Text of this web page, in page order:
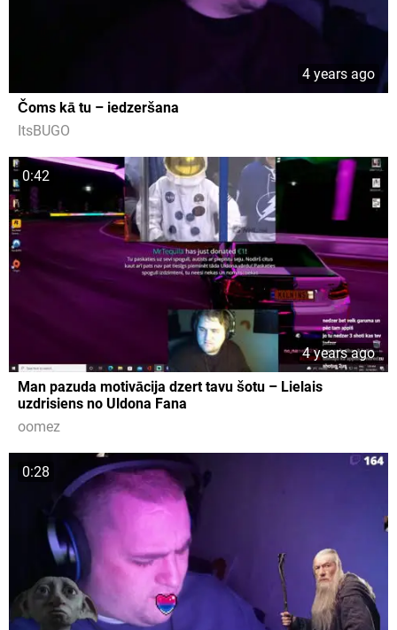
4 years ago
Čoms kā tu – iedzeršana
ItsBUGO
0:42
4 years ago
Man pazuda motivācija dzert tavu šotu – Lielais
uzdrisiens no Uldona Fana
oomez
0:28